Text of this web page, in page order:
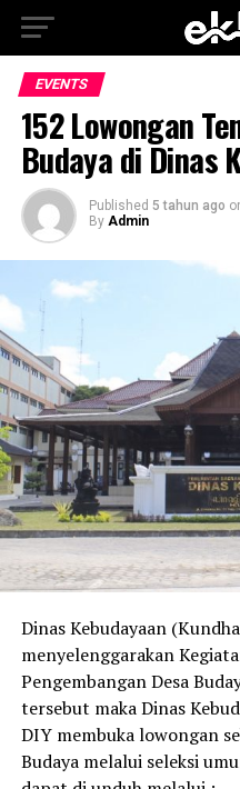
EVENTS
152 Lowongan
Budaya di Dinas
Published 5 tahun ago
By Admin
Dinas Kebudayaan
menyelenggarakan
Pengembangan Desa
tersebut maka Dinas
DIY membuka lowongan
Budaya melalui seleksi